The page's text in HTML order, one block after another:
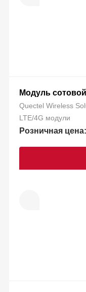
Модуль
Quectel Wireless
LTE/4G модули
Розничная